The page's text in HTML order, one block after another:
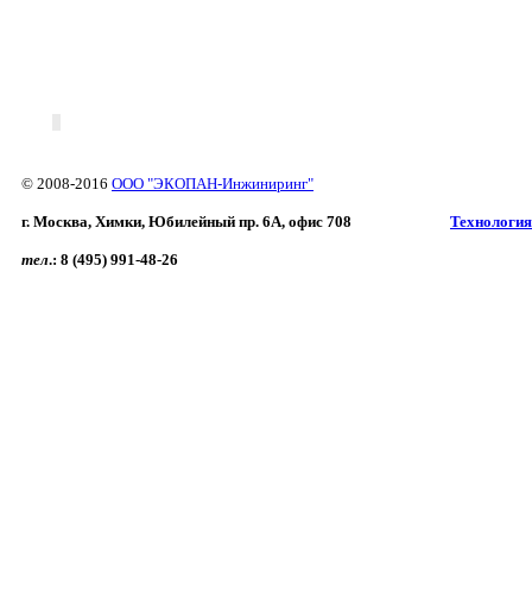
© 2008-2016 ООО "ЭКОПАН-Инжиниринг"
г. Москва, Химки, Юбилейный пр. 6A, офис 708
тел.: 8 (495) 991-48-26
Технология